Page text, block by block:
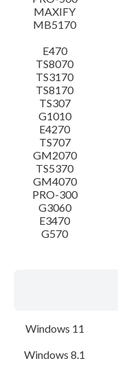
免責聲明
MAXIFY
MB5170
E470
TS8070
TS3170
TS8170
TS307
G1010
E4270
TS707
GM2070
TS5370
GM4070
PRO-300
G3060
E3470
G570
Windows 11
Windows 8.1